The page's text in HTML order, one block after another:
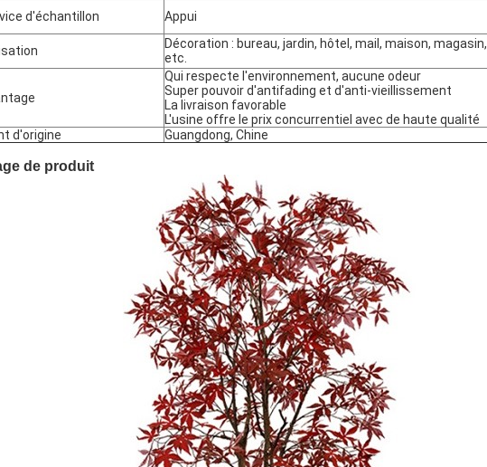
d'échantillon Appui
Décoration : bureau, jardin, hôtel, mail, maison, magasin,
etc.
Qui respecte l'environnement, aucune odeur
Super pouvoir d'antifading et d'anti-vieillissement
La livraison favorable
L'usine offre le prix concurrentiel avec de haute qualité
d'origine
Guangdong, Chine
de produit